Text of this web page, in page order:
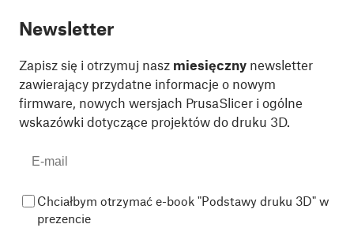
Newsletter
Zapisz się i otrzymuj nasz miesięczny newsletter
zawierający przydatne informacje o nowym
firmware, nowych wersjach PrusaSlicer i ogólne
wskazówki dotyczące projektów do druku 3D.
Chciałbym otrzymać e-book "Podstawy druku 3D" w
prezencie